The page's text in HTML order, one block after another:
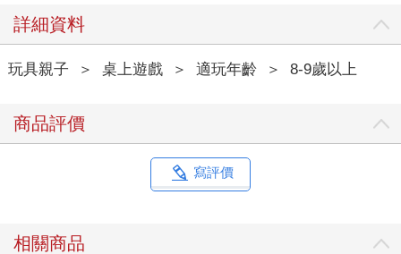
詳細資料
玩具親子 ＞ 桌上遊戲 ＞ 適玩年齡 ＞ 8-9歲以上
商品評價
寫評價
相關商品